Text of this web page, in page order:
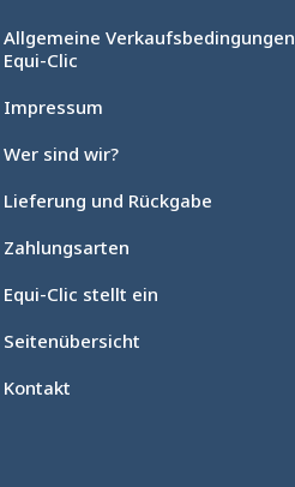
Allgemeine Verkaufsbedingungen
Equi-Clic
Impressum
Wer sind wir?
Lieferung und Rückgabe
Zahlungsarten
Equi-Clic stellt ein
Seitenübersicht
Kontakt